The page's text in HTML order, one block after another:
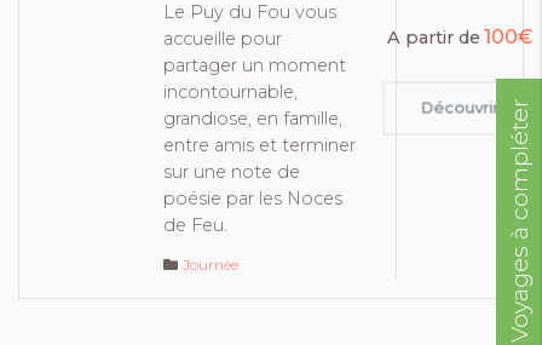
Le Puy du Fou vous
accueille pour
partager un moment
incontournable,
grandiose, en famille,
entre amis et terminer
sur une note de
poésie par les Noces
de Feu.
Journée
A partir de 100€
Découvrir Voyages à compléter